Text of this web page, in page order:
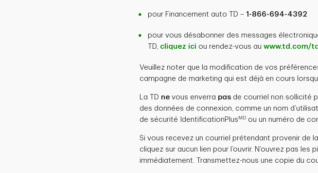
pour Financement auto TD – 1-866-694-4392
pour vous désabonner des messages
TD, cliquez ici ou rendez-vous au www.td.com/
Veuillez noter que la modification de vos
campagne de marketing qui est déjà en cours
La TD ne vous enverra pas de courriel non sollicité
des données de connexion, comme un nom
de sécurité IdentificationPlus MD ou un numéro de
Si vous recevez un courriel prétendant provenir de
cliquez sur aucun lien pour l’ouvrir. N’ouvrez pas
immédiatement. Transmettez-nous une copie du